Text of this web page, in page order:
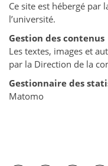
Ce site est hébergé par
l’université.
Gestion des contenus
Les textes, images et
par la Direction de la
Gestionnaire des
Matomo